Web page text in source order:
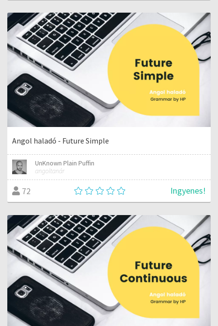
Angol haladó - Future Simple
UnKnown Plain Puffin
angoltanár
72 Ingyenes!